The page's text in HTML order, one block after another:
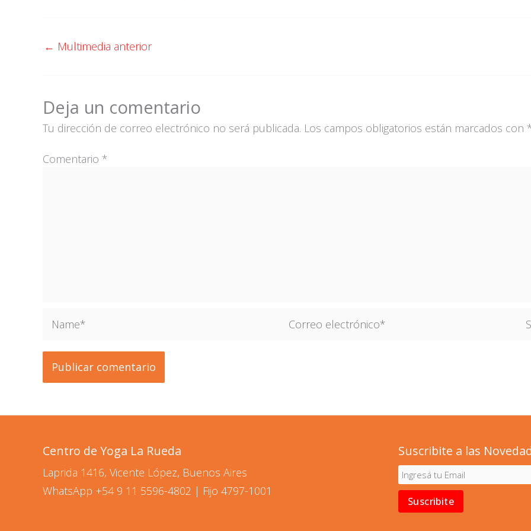
← Multimedia anterior
Deja un comentario
Tu dirección de correo electrónico no será publicada. Los campos obligatorios están marcados con
Comentario *
electrónico*
Centro de Yoga La Rueda
Laprida 1416, Vicente López, Buenos Aires
WhatsApp +54 9 11 5596-4802 | Fijo 4797-1001
Suscribite a las